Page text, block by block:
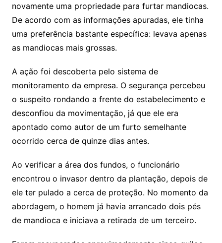
novamente uma propriedade para furtar mandiocas.
De acordo com as informações apuradas, ele tinha
uma preferência bastante específica: levava apenas
as mandiocas mais grossas.
A ação foi descoberta pelo sistema de
monitoramento da empresa. O segurança percebeu
o suspeito rondando a frente do estabelecimento e
desconfiou da movimentação, já que ele era
apontado como autor de um furto semelhante
ocorrido cerca de quinze dias antes.
Ao verificar a área dos fundos, o funcionário
encontrou o invasor dentro da plantação, depois de
ele ter pulado a cerca de proteção. No momento da
abordagem, o homem já havia arrancado dois pés
de mandioca e iniciava a retirada de um terceiro.